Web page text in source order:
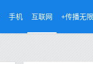
手机 互联网 +传播无限